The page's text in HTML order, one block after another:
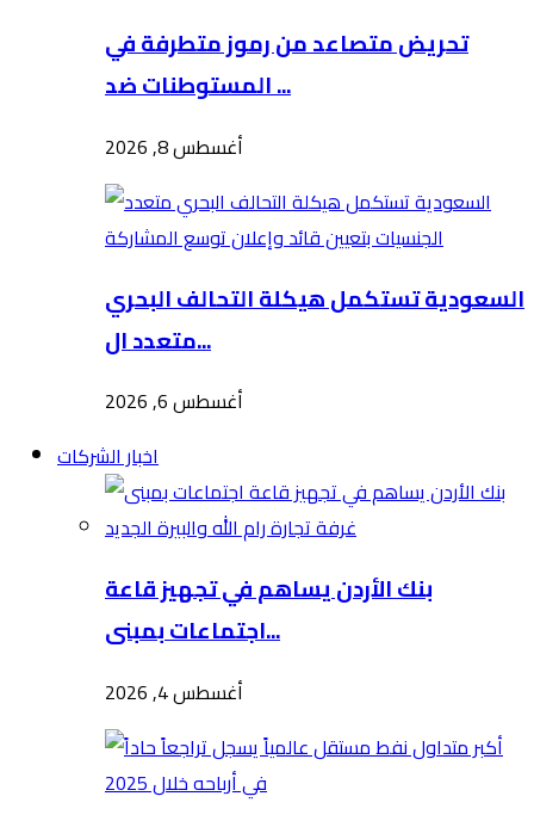
تحريض متصاعد من رموز متطرفة في
المستوطنات ضد ...
أغسطس 8, 2026
السعودية تستكمل هيكلة التحالف البحري
متعدد ال...
أغسطس 6, 2026
اخبار الشركات
بنك الأردن يساهم في تجهيز قاعة
اجتماعات بمبنى...
أغسطس 4, 2026